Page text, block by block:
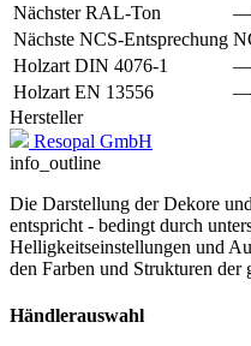
Nächster RAL-Ton
—
Nächste NCS-Entsprechung
Holzart DIN 4076-1
—
Holzart EN 13556
—
Hersteller
Resopal GmbH
info_outline
Die Darstellung der Dekore
entspricht - bedingt durch
Helligkeitseinstellungen und
den Farben und Strukturen der
Händlerauswahl